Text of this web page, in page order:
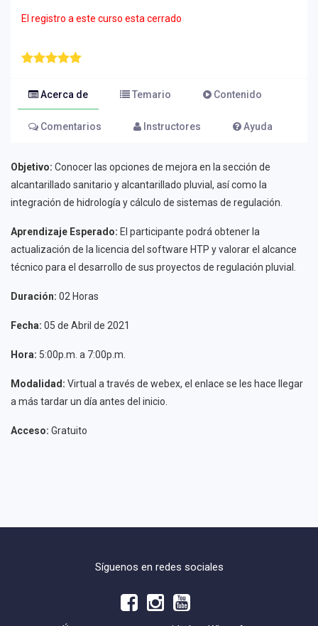
El registro a este curso esta cerrado
Acerca de Temario Contenido
Comentarios Instructores Ayuda
Objetivo: Conocer las opciones de mejora en la sección de
alcantarillado sanitario y alcantarillado pluvial, así como la
integración de hidrología y cálculo de sistemas de regulación.
Aprendizaje Esperado: El participante podrá obtener la
actualización de la licencia del software HTP y valorar el alcance
técnico para el desarrollo de sus proyectos de regulación pluvial.
Duración: 02 Horas
Fecha: 05 de Abril de 2021
Hora: 5:00p.m. a 7:00p.m.
Modalidad: Virtual a través de webex, el enlace se les hace llegar
a más tardar un día antes del inicio.
Acceso: Gratuito
Síguenos en redes sociales